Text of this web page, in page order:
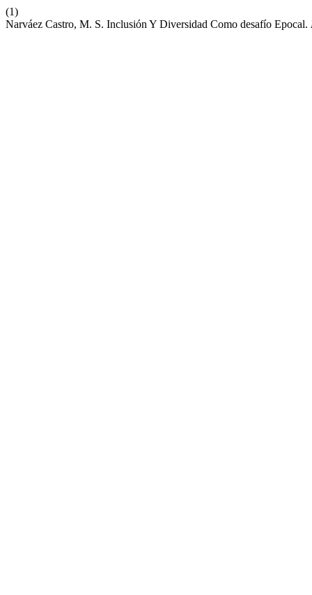
(1)
Narváez Castro, M. S. Inclusión Y Diversidad Como desafío Epocal.